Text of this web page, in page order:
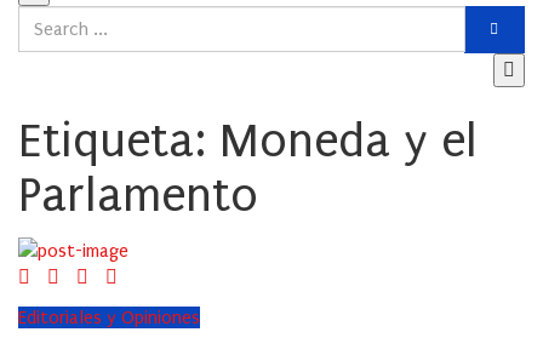
Etiqueta: Moneda y el
Parlamento
Editoriales y Opiniones